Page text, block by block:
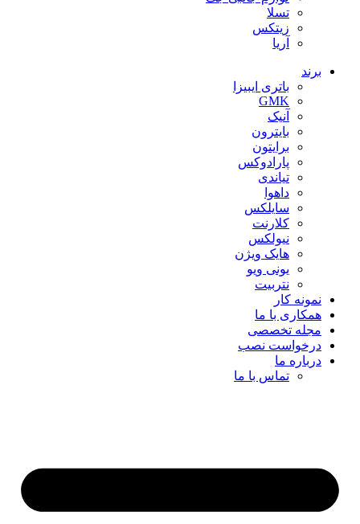
تسلا
زیتکس
آریا
برند
باتری ایبیزا
GMK
آنیک
بایترون
برایتون
پارادوکس
تیاندی
داهوا
سایلکس
کلارنت
نیولکس
هایک ویژن
یونی ویو
نتربیت
نمونه کار
همکاری با ما
مجله تخصصی
درخواست نصب
درباره ما
تماس با ما